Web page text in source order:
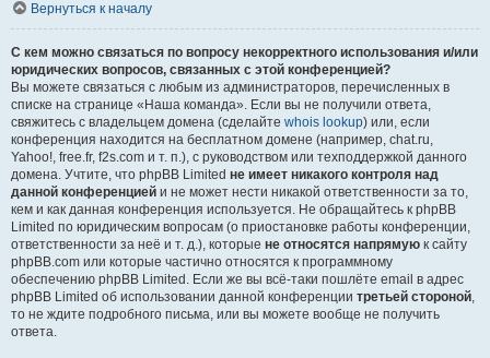
Вернуться к началу
С кем можно связаться по вопросу некорректного использования и/или
юридических вопросов, связанных с этой конференцией?
Вы можете связаться с любым из администраторов, перечисленных в
списке на странице «Наша команда». Если вы не получили ответа,
свяжитесь с владельцем домена (сделайте whois lookup) или, если
конференция находится на бесплатном домене (например, chat.ru,
Yahoo!, free.fr, f2s.com и т. п.), с руководством или техподдержкой данного
домена. Учтите, что phpBB Limited не имеет никакого контроля над
данной конференцией и не может нести никакой ответственности за то,
кем и как данная конференция используется. Не обращайтесь к phpBB
Limited по юридическим вопросам (о приостановке работы конференции,
ответственности за неё и т. д.), которые не относятся напрямую к сайту
phpBB.com или которые частично относятся к программному
обеспечению phpBB Limited. Если же вы всё-таки пошлёте email в адрес
phpBB Limited об использовании данной конференции третьей стороной,
то не ждите подробного письма, или вы можете вообще не получить
ответа.